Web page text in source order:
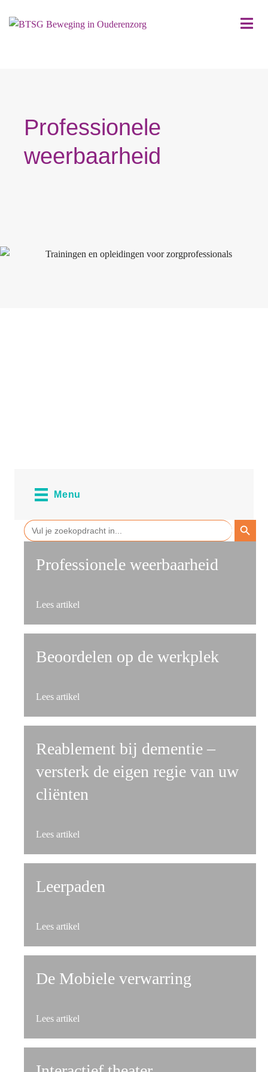
Professionele
weerbaarheid
Menu
Zoek
naar:
Professionele weerbaarheid
Lees artikel
Beoordelen op de werkplek
Lees artikel
Reablement bij dementie –
versterk de eigen regie van uw
cliënten
Lees artikel
Leerpaden
Lees artikel
De Mobiele verwarring
Lees artikel